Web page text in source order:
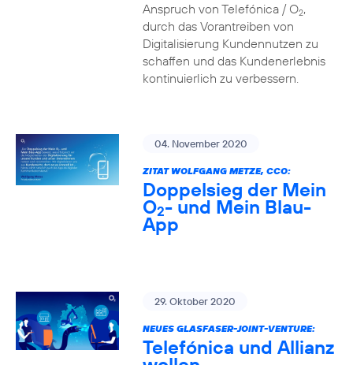
Anspruch von Telefónica / O2,
durch das Vorantreiben von
Digitalisierung Kundennutzen zu
schaffen und das Kundenerlebnis
kontinuierlich zu verbessern.
04. November 2020
ZITAT WOLFGANG METZE, CCO:
Doppelsieg der Mein
O2- und Mein Blau-
App
29. Oktober 2020
NEUES GLASFASER-JOINT-VENTURE:
Telefónica und Allianz